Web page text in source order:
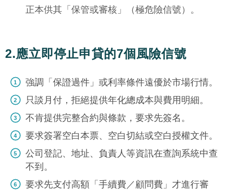
正本供其「保管或審核」（極危險信號）。
2.應立即停止申貸的7個風險信號
強調「保證過件」或利率條件遠優於市場行情。
只談月付，拒絕提供年化總成本與費用明細。
不肯提供完整合約與條款，要求先簽名。
要求簽署空白本票、空白切結或空白授權文件。
公司登記、地址、負責人等資訊在查詢系統中查
不到。
要求先支付高額「手續費／顧問費」才進行審